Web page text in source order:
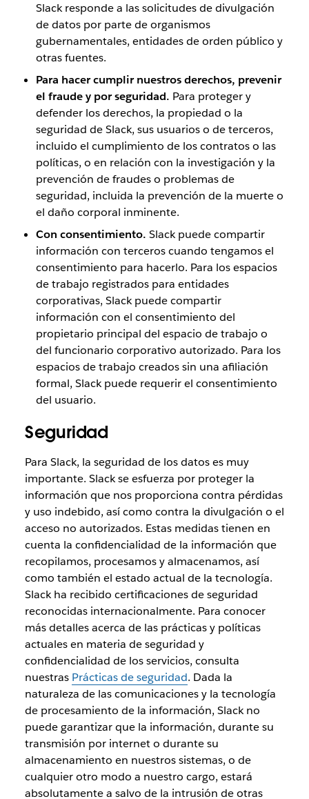
Slack responde a las solicitudes de divulgación
de datos por parte de organismos
gubernamentales, entidades de orden público y
otras fuentes.
Para hacer cumplir nuestros derechos, prevenir
el fraude y por seguridad. Para proteger y
defender los derechos, la propiedad o la
seguridad de Slack, sus usuarios o de terceros,
incluido el cumplimiento de los contratos o las
políticas, o en relación con la investigación y la
prevención de fraudes o problemas de
seguridad, incluida la prevención de la muerte o
el daño corporal inminente.
Con consentimiento. Slack puede compartir
información con terceros cuando tengamos el
consentimiento para hacerlo. Para los espacios
de trabajo registrados para entidades
corporativas, Slack puede compartir
información con el consentimiento del
propietario principal del espacio de trabajo o
del funcionario corporativo autorizado. Para los
espacios de trabajo creados sin una afiliación
formal, Slack puede requerir el consentimiento
del usuario.
Seguridad
Para Slack, la seguridad de los datos es muy
importante. Slack se esfuerza por proteger la
información que nos proporciona contra pérdidas
y uso indebido, así como contra la divulgación o el
acceso no autorizados. Estas medidas tienen en
cuenta la confidencialidad de la información que
recopilamos, procesamos y almacenamos, así
como también el estado actual de la tecnología.
Slack ha recibido certificaciones de seguridad
reconocidas internacionalmente. Para conocer
más detalles acerca de las prácticas y políticas
actuales en materia de seguridad y
confidencialidad de los servicios, consulta
nuestras Prácticas de seguridad. Dada la
naturaleza de las comunicaciones y la tecnología
de procesamiento de la información, Slack no
puede garantizar que la información, durante su
transmisión por internet o durante su
almacenamiento en nuestros sistemas, o de
cualquier otro modo a nuestro cargo, estará
absolutamente a salvo de la intrusión de otras